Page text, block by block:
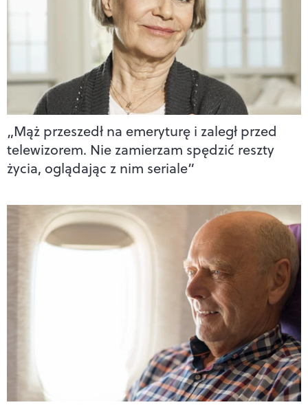
„Mąż przeszedł na emeryturę i zaległ przed
telewizorem. Nie zamierzam spędzić reszty
życia, oglądając z nim seriale”